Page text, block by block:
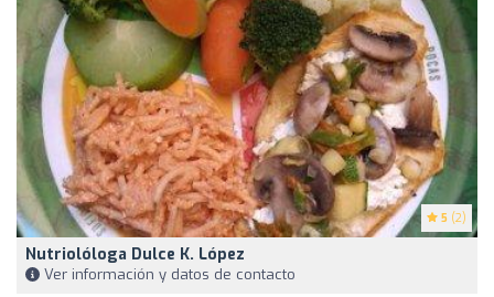
5 (2)
Nutriolóloga Dulce K. López
Ver información y datos de contacto